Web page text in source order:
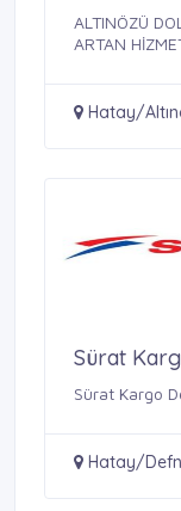
ALTINÖZÜ
ARTAN
Hatay/
Sürat
Sürat Kargo
Hatay/